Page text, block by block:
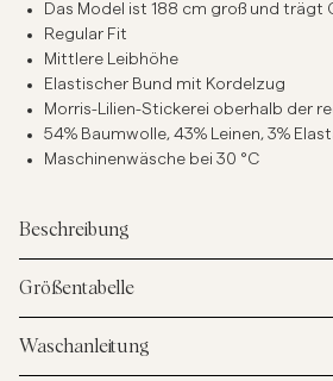
Das Model ist 188 cm groß und trägt
Regular Fit
Mittlere Leibhöhe
Elastischer Bund mit Kordelzug
Morris-Lilien-Stickerei oberhalb der
54% Baumwolle, 43% Leinen, 3%
Maschinenwäsche bei 30 °C
Beschreibung
Größentabelle
Waschanleitung